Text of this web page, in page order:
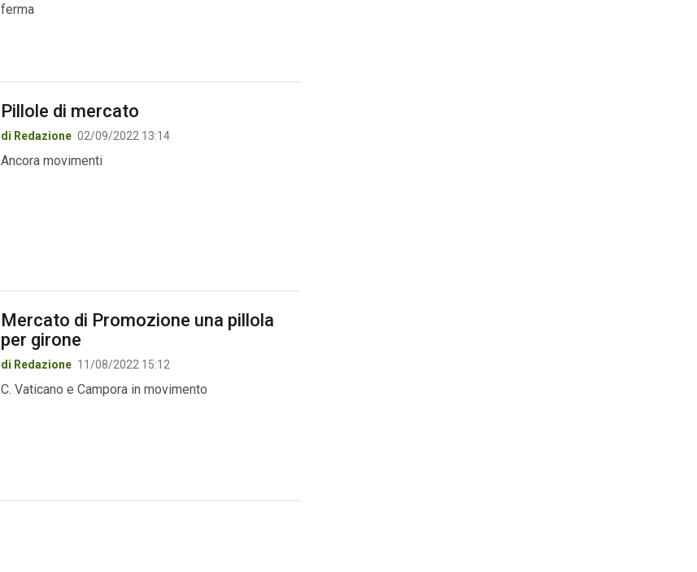
ferma
Pillole di mercato
di Redazione 02/09/2022 13:14
Ancora movimenti
Mercato di Promozione una pillola
per girone
di Redazione 11/08/2022 15:12
C. Vaticano e Campora in movimento